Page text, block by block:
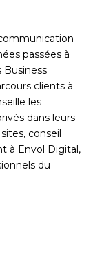
passées à
Business
clients à
les
dans leurs
conseil
à Envol Digital,
du